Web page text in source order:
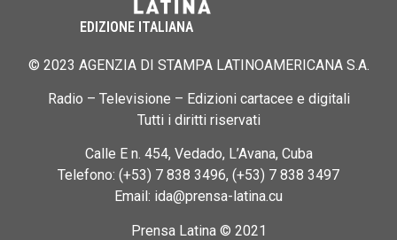
EDIZIONE ITALIANA
© 2023 AGENZIA DI STAMPA LATINOAMERICANA S.A.
Radio – Televisione – Edizioni cartacee e digitali
Tutti i diritti riservati
Calle E n. 454, Vedado, L’Avana, Cuba
Telefono: (+53) 7 838 3496, (+53) 7 838 3497
Email: ida@prensa-latina.cu
Prensa Latina © 2021